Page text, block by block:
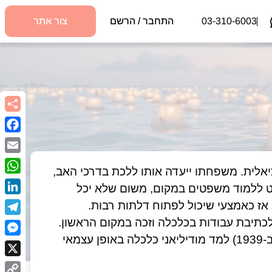
03-310-6003 התחבר / הרשם צור אתר
X